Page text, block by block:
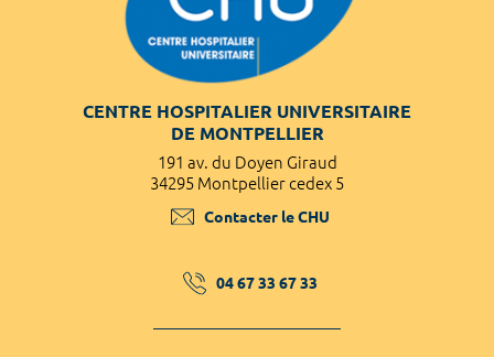
CENTRE HOSPITALIER UNIVERSITAIRE
DE MONTPELLIER
191 av. du Doyen Giraud
34295 Montpellier cedex 5
Contacter le CHU
04 67 33 67 33